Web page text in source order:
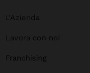
L'Azienda
Lavora con noi
Franchising